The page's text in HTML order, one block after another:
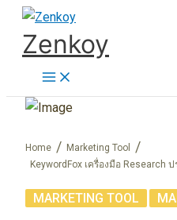
Skip
content
Zenkoy
Home
Marketing Tool
KeywordFox เครื่องมือ Research
MARKETING TOOL